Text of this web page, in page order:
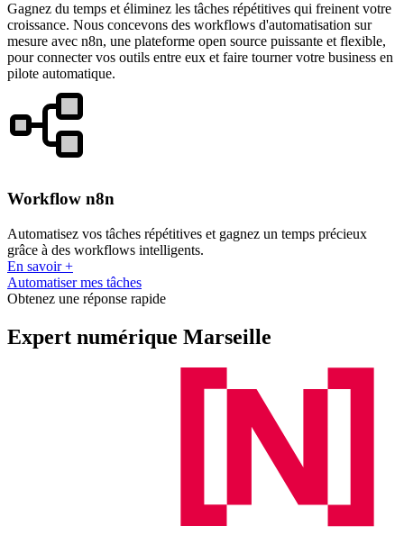
Gagnez du temps et éliminez les tâches répétitives qui freinent votre
croissance. Nous concevons des workflows d'automatisation sur
mesure avec n8n, une plateforme open source puissante et flexible,
pour connecter vos outils entre eux et faire tourner votre business en
pilote automatique.
Workflow n8n
Automatisez vos tâches répétitives et gagnez un temps précieux
grâce à des workflows intelligents.
En savoir +
Automatiser mes tâches
Obtenez une réponse rapide
Expert numérique Marseille